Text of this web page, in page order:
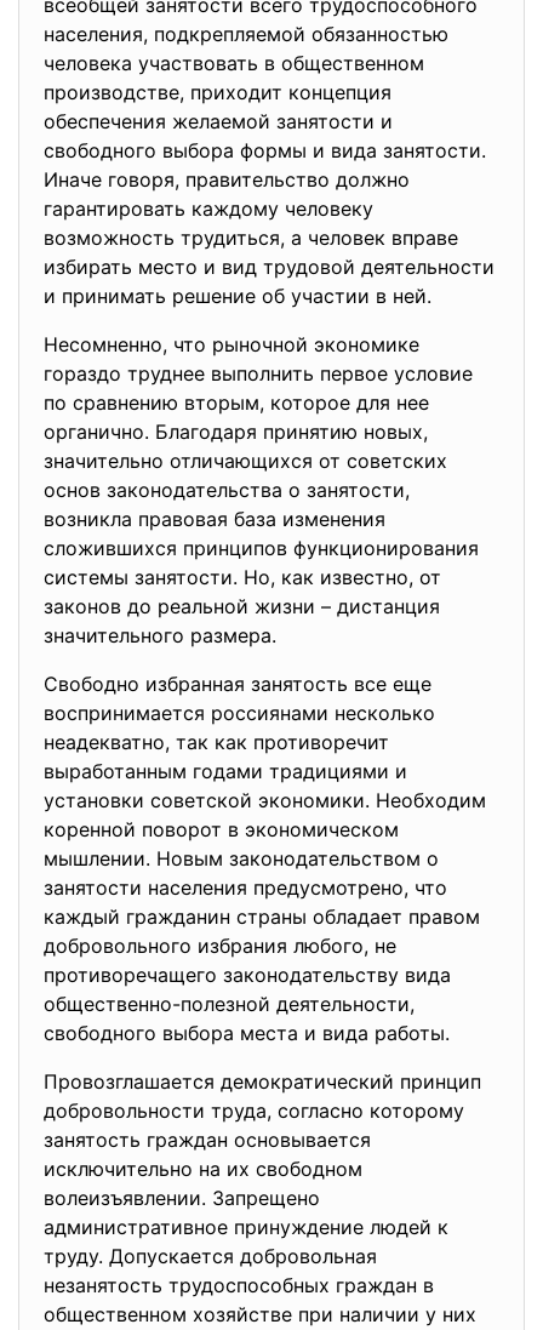
всеобщей занятости всего трудоспособного
населения, подкрепляемой обязанностью
человека участвовать в общественном
производстве, приходит концепция
обеспечения желаемой занятости и
свободного выбора формы и вида занятости.
Иначе говоря, правительство должно
гарантировать каждому человеку
возможность трудиться, а человек вправе
избирать место и вид трудовой деятельности
и принимать решение об участии в ней.
Несомненно, что рыночной экономике
гораздо труднее выполнить первое условие
по сравнению вторым, которое для нее
органично. Благодаря принятию новых,
значительно отличающихся от советских
основ законодательства о занятости,
возникла правовая база изменения
сложившихся принципов функционирования
системы занятости. Но, как известно, от
законов до реальной жизни – дистанция
значительного размера.
Свободно избранная занятость все еще
воспринимается россиянами несколько
неадекватно, так как противоречит
выработанным годами традициями и
установки советской экономики. Необходим
коренной поворот в экономическом
мышлении. Новым законодательством о
занятости населения предусмотрено, что
каждый гражданин страны обладает правом
добровольного избрания любого, не
противоречащего законодательству вида
общественно-полезной деятельности,
свободного выбора места и вида работы.
Провозглашается демократический принцип
добровольности труда, согласно которому
занятость граждан основывается
исключительно на их свободном
волеизъявлении. Запрещено
административное принуждение людей к
труду. Допускается добровольная
незанятость трудоспособных граждан в
общественном хозяйстве при наличии у них